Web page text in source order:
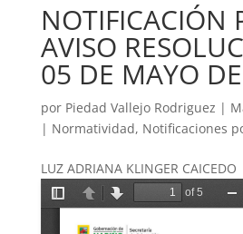
NOTIFICACIÓN
AVISO
05 DE MAYO
por Piedad Vallejo Rodriguez |
| Normatividad, Notificaciones
LUZ ADRIANA KLINGER CAICEDO